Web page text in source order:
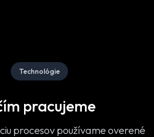
Technológie
pracujeme
procesov používame overené